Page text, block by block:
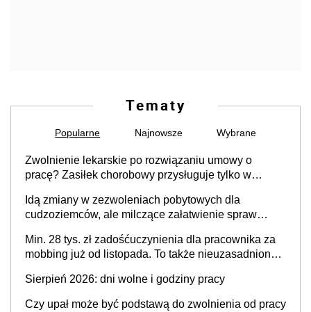
Tematy
Popularne Najnowsze Wybrane
Zwolnienie lekarskie po rozwiązaniu umowy o
pracę? Zasiłek chorobowy przysługuje tylko w
stosunku pracy
Idą zmiany w zezwoleniach pobytowych dla
cudzoziemców, ale milczące załatwienie spraw
Min. 28 tys. zł zadośćuczynienia dla pracownika za
mobbing już od listopada. To także nieuzasadniona
Sierpień 2026: dni wolne i godziny pracy
Czy upał może być podstawą do zwolnienia od pracy